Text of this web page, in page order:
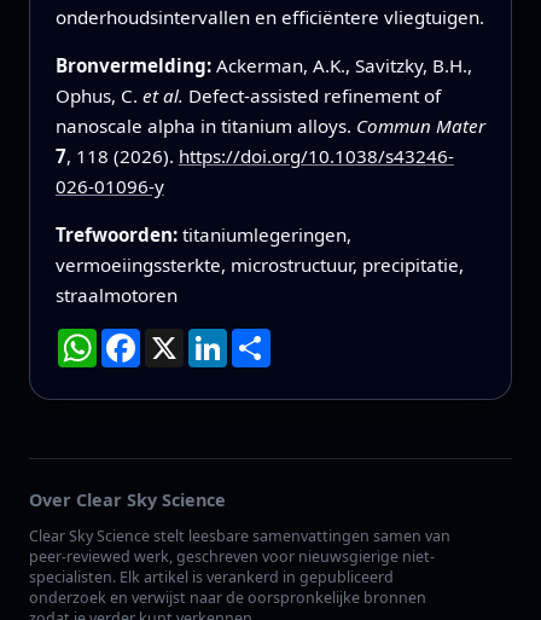
onderhoudsintervallen en efficiëntere vliegtuigen.
Bronvermelding: Ackerman, A.K., Savitzky, B.H.,
Ophus, C. et al. Defect-assisted refinement of
nanoscale alpha in titanium alloys. Commun Mater
7, 118 (2026). https://doi.org/10.1038/s43246-
026-01096-y
Trefwoorden: titaniumlegeringen,
vermoeiingssterkte, microstructuur, precipitatie,
straalmotoren
WhatsApp
Facebook
X LinkedIn
Deel
Over Clear Sky Science
Clear Sky Science stelt leesbare samenvattingen samen van
peer-reviewed werk, geschreven voor nieuwsgierige niet-
specialisten. Elk artikel is verankerd in gepubliceerd
onderzoek en verwijst naar de oorspronkelijke bronnen